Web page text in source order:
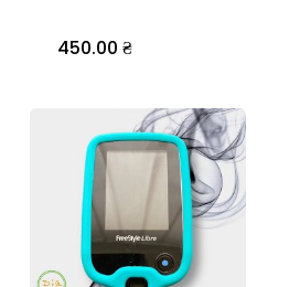
450.00 ₴